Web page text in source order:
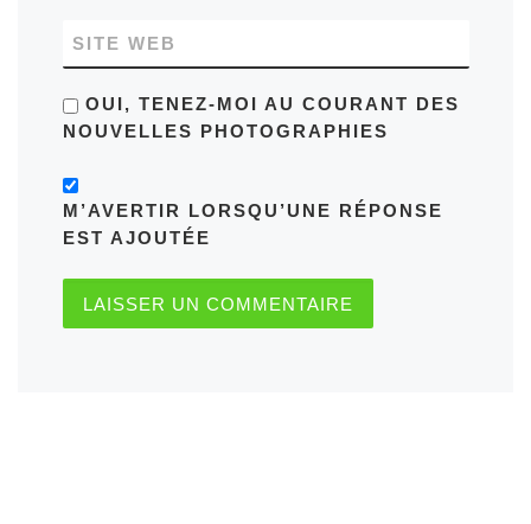
SITE WEB
OUI, TENEZ-MOI AU COURANT DES
NOUVELLES PHOTOGRAPHIES
M’AVERTIR LORSQU’UNE RÉPONSE
EST AJOUTÉE